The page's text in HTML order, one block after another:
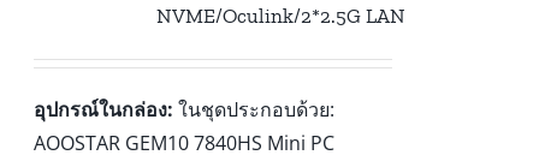
NVME/Oculink/2*2.5G LAN
อุปกรณ์ในกล่อง: ในชุดประกอบด้วย:
AOOSTAR GEM10 7840HS Mini PC